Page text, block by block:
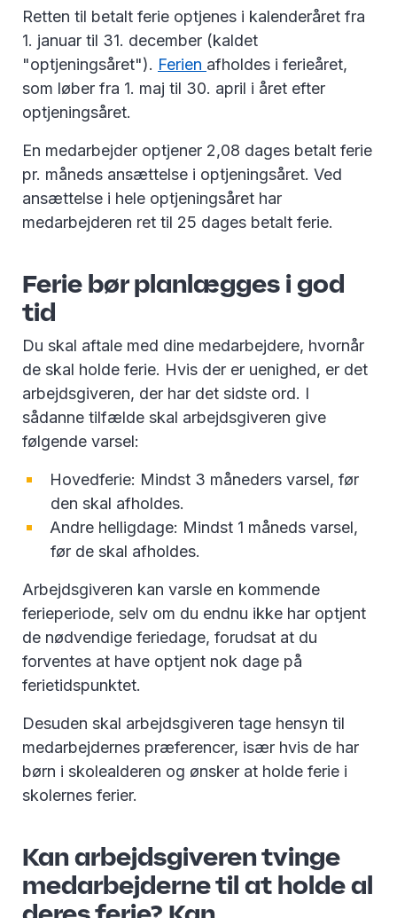
Retten til betalt ferie optjenes i kalenderåret fra
1. januar til 31. december (kaldet
"optjeningsåret"). Ferien afholdes i ferieåret,
som løber fra 1. maj til 30. april i året efter
optjeningsåret.
En medarbejder optjener 2,08 dages betalt ferie
pr. måneds ansættelse i optjeningsåret. Ved
ansættelse i hele optjeningsåret har
medarbejderen ret til 25 dages betalt ferie.
Ferie bør planlægges i god
tid
Du skal aftale med dine medarbejdere, hvornår
de skal holde ferie. Hvis der er uenighed, er det
arbejdsgiveren, der har det sidste ord. I
sådanne tilfælde skal arbejdsgiveren give
følgende varsel:
Hovedferie: Mindst 3 måneders varsel, før
den skal afholdes.
Andre helligdage: Mindst 1 måneds varsel,
før de skal afholdes.
Arbejdsgiveren kan varsle en kommende
ferieperiode, selv om du endnu ikke har optjent
de nødvendige feriedage, forudsat at du
forventes at have optjent nok dage på
ferietidspunktet.
Desuden skal arbejdsgiveren tage hensyn til
medarbejdernes præferencer, især hvis de har
børn i skolealderen og ønsker at holde ferie i
skolernes ferier.
Kan arbejdsgiveren tvinge
medarbejderne til at holde al